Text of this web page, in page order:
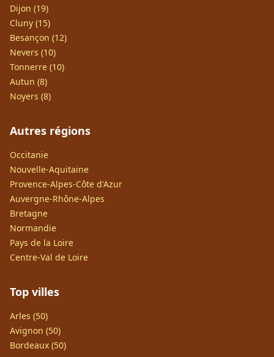
Dijon (19)
Cluny (15)
Besançon (12)
Nevers (10)
Tonnerre (10)
Autun (8)
Noyers (8)
Autres régions
Occitanie
Nouvelle-Aquitaine
Provence-Alpes-Côte d'Azur
Auvergne-Rhône-Alpes
Bretagne
Normandie
Pays de la Loire
Centre-Val de Loire
Top villes
Arles (50)
Avignon (50)
Bordeaux (50)